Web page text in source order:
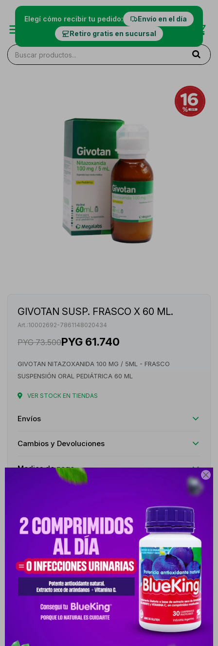

Elegí cómo recibir tu pedido:
Envío en el día
Retiro gratis en sucursal
GIVOTAN SUSP. FRASCO X 60 ML.
10002692-7861148020434
PYG 73.500PYG 61.740
GIVOTAN NITAZOXANIDA 100 MG / 5ML - FRASCO
SUSPENSIÓN ORAL PEDIÁTRICA 60 ML
VER STOCK EN TIENDAS
Envíos
Cambios y Devoluciones
Medios de pago
Descripción
INDICACIONES TRATAMIENTO DE DISENTERÍA O AMEBIASIS
CAUSADA POR GIARDIA LAMBLIA O CRYPTOSPORIDIUM PARVUM.